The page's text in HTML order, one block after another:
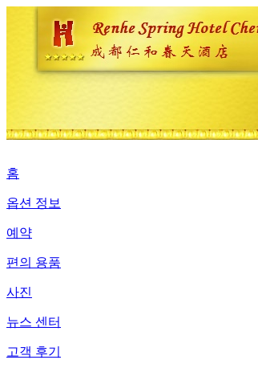
홈
옵션 정보
예약
편의 용품
사진
뉴스 센터
고객 후기